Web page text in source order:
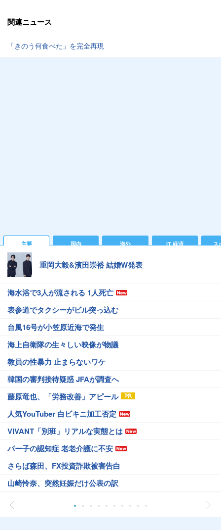
関連ニュース
「きのう何食べた」を完全再現
主要 国内 海外 IT 経済 ス
重岡大毅&濱田崇裕 結婚W発表
海水浴で3人が流される 1人死亡
表参道でタクシーがビル突っ込む
台風16号が小笠原近海で発生
海上自衛隊の生々しい映像が物議
教員の性暴力 止まらないワケ
韓国の審判接待疑惑 JFAが調査へ
藤原竜也、「労務改善」アピール
人気YouTuber 白ビキニ加工否定
VIVANT「別班」リアルな実態とは
パー子の認知症 老老介護に不安
さらば森田、FX投資詐欺被害告白
山崎怜奈、突然妊娠だけ公表の訳